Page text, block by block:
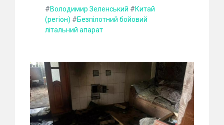
#Володимир Зеленський #Китай
(регіон) #Безпілотний бойовий
літальний апарат